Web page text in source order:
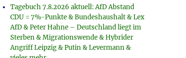
Tagebuch 7.8.2026 aktuell: AfD Abstand
CDU = 7%-Punkte & Bundeshaushalt & Lex
AfD & Peter Hahne – Deutschland liegt im
Sterben & Migrationswende & Hybrider
Angriff Leipzig & Putin & Levermann &